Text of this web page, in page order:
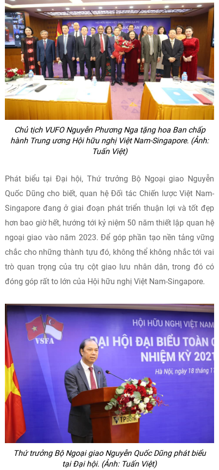
Chủ tịch VUFO Nguyễn Phương Nga tặng hoa Ban chấp
hành Trung ương Hội hữu nghị Việt Nam-Singapore. (Ảnh:
Tuấn Việt)
Phát biểu tại Đại hội, Thứ trưởng Bộ Ngoại giao Nguyễn
Quốc Dũng cho biết, quan hệ Đối tác Chiến lược Việt Nam-
Singapore đang ở giai đoạn phát triển thuận lợi và tốt đẹp
hơn bao giờ hết, hướng tới kỷ niệm 50 năm thiết lập quan hệ
ngoại giao vào năm 2023. Để góp phần tạo nền tảng vững
chắc cho những thành tựu đó, không thể không nhắc tới vai
trò quan trọng của trụ cột giao lưu nhân dân, trong đó có
đóng góp rất to lớn của Hội hữu nghị Việt Nam-Singapore.
Thứ trưởng Bộ Ngoại giao Nguyễn Quốc Dũng phát biểu
tại Đại hội. (Ảnh: Tuấn Việt)